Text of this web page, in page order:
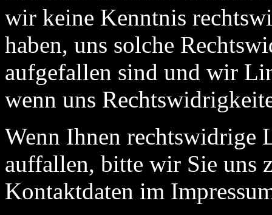
wir keine Kenntnis
haben, uns solche
aufgefallen sind und wir
wenn uns
Wenn Ihnen rechtswidrige
auffallen, bitte wir Sie uns
Kontaktdaten im